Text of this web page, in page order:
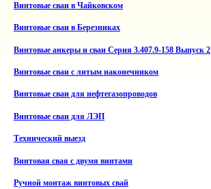
Винтовые сваи в Чайковском
Винтовые сваи в Березниках
Винтовые анкеры и сваи Серия 3.407.9-158 Выпуск 2
Винтовые сваи с литым наконечником
Винтовые сваи для нефтегазопроводов
Винтовые сваи для ЛЭП
Технический выезд
Винтовая свая с двумя винтами
Ручной монтаж винтовых свай